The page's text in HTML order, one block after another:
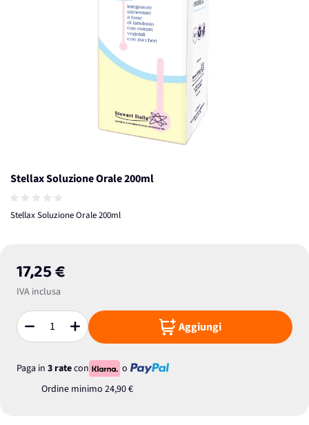
Stellax Soluzione Orale 200ml
Stellax Soluzione Orale 200ml
17,25 €
IVA inclusa
Quantità Aggiungi
Paga in 3 ratecon
o
Ordine minimo 24,90 €